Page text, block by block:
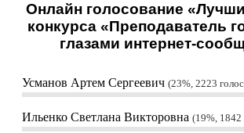
Онлайн голосование
конкурса «Преподаватель
глазами интернет-
Усманов Артем Сергеевич 23%, 2223
Ильенко Светлана Викторовна 19%, 1842